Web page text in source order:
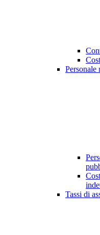
Personale
Tassi di